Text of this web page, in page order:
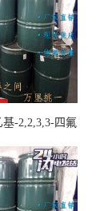
基-2,2,3,3-四氟